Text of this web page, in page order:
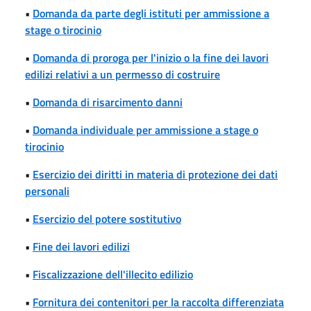
• Domanda da parte degli istituti per ammissione a
stage o tirocinio
• Domanda di proroga per l'inizio o la fine dei lavori
edilizi relativi a un permesso di costruire
• Domanda di risarcimento danni
• Domanda individuale per ammissione a stage o
tirocinio
• Esercizio dei diritti in materia di protezione dei dati
personali
• Esercizio del potere sostitutivo
• Fine dei lavori edilizi
• Fiscalizzazione dell'illecito edilizio
• Fornitura dei contenitori per la raccolta differenziata